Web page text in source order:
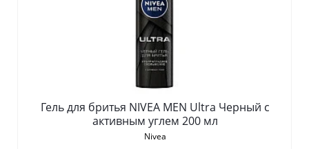
Гель для бритья NIVEA MEN Ultra Черный с
активным углем 200 мл
Nivea